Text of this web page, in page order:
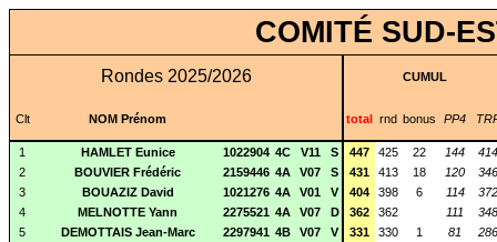
COMITÉ SUD-
Rondes 2025/2026 CUMUL
Clt NOM Prénom total rnd bonus PP4
1 HAMLET Eunice 1022904 4C V11 S 447 425 22 144
414
2
BOUVIER Frédéric 2159446 4A V07 S 431 413 18 120
346
3
BOUAZIZ David 1021276 4A V01 V 404 398 6 114
372
4
MELNOTTE Yann 2275521 4A V07 D 362 362 111
348
5
DEMOTTAIS Jean-Marc 2297941 4B V07 V 331 330 1 81
286